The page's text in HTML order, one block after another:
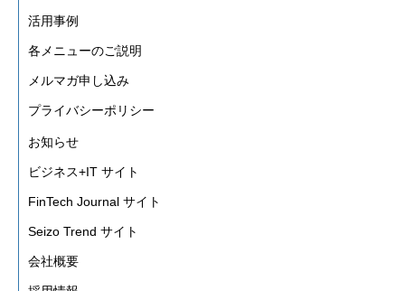
活用事例
各メニューのご説明
メルマガ申し込み
プライバシーポリシー
お知らせ
ビジネス+IT サイト
FinTech Journal サイト
Seizo Trend サイト
会社概要